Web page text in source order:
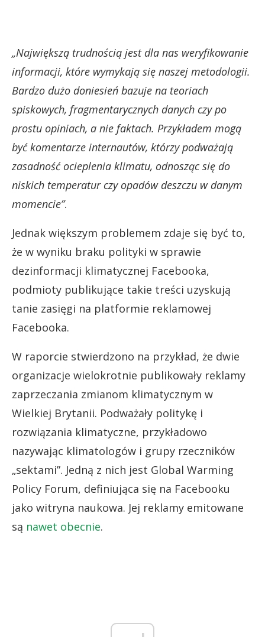
„Największą trudnością jest dla nas weryfikowanie
informacji, które wymykają się naszej metodologii.
Bardzo dużo doniesień bazuje na teoriach
spiskowych, fragmentarycznych danych czy po
prostu opiniach, a nie faktach. Przykładem mogą
być komentarze internautów, którzy podważają
zasadność ocieplenia klimatu, odnosząc się do
niskich temperatur czy opadów deszczu w danym
momencie”.
Jednak większym problemem zdaje się być to,
że w wyniku braku polityki w sprawie
dezinformacji klimatycznej Facebooka,
podmioty publikujące takie treści uzyskują
tanie zasięgi na platformie reklamowej
Facebooka.
W raporcie stwierdzono na przykład, że dwie
organizacje wielokrotnie publikowały reklamy
zaprzeczania zmianom klimatycznym w
Wielkiej Brytanii. Podważały politykę i
rozwiązania klimatyczne, przykładowo
nazywając klimatologów i grupy rzeczników
„sektami”. Jedną z nich jest Global Warming
Policy Forum, definiująca się na Facebooku
jako witryna naukowa. Jej reklamy emitowane
są nawet obecnie.